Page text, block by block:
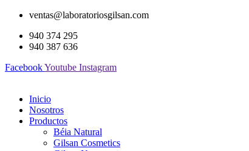
ventas@laboratoriosgilsan.com
940 374 295
940 387 636
FacebookYoutube Instagram
Inicio
Nosotros
Productos
Béia Natural
Gilsan Cosmetics